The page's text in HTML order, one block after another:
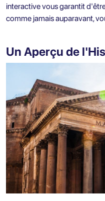
interactive vous garantit
comme jamais auparavant,
Un Aperçu de